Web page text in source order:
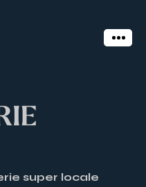
super locale